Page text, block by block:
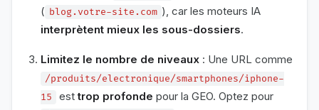
( blog.votre-site.com ), car les moteurs IA
interprètent mieux les sous-dossiers.
Limitez le nombre de niveaux : Une URL comme
/produits/electronique/smartphones/iphone-
15
esttrop profonde pour la GEO. Optez pour